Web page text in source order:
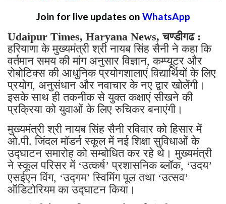
Join for live updates on WhatsApp
Udaipur Times, Haryana News, चण्डीगढ :
हरियाणा के मुख्यमंत्री श्री नायब सिंह सैनी ने कहा कि
वर्तमान समय की मांग अनुसार विज्ञान, कम्प्यूटर और
रोबोटिक्स की आधुनिक प्रयोगशालाएं विद्यार्थियों के लिए
प्रयोग, अनुसंधान और नवाचार के नए द्वार खोलेंगी।
इसके साथ ही तकनीक से युक्त कक्षाएं सीखने की
प्रक्रिया को युवाओं के लिए रुचिकर बनाएंगी।
मुख्यमंत्री श्री नायब सिंह सैनी रविवार को हिसार में
ओ.पी. जिंदल मॉडर्न स्कूल में नई शिक्षा सुविधाओं के
उद्घाटन समारोह को सम्बोधित कर रहे थे। मुख्यमंत्री
ने स्कूल परिसर में ‘उत्कर्ष’ प्रशासनिक ब्लॉक, ‘उदय’
एसईएन विंग, ‘उद्गम’ स्विमिंग पूल तथा ‘उत्सव’
ऑडिटोरियम का उद्घाटन किया।